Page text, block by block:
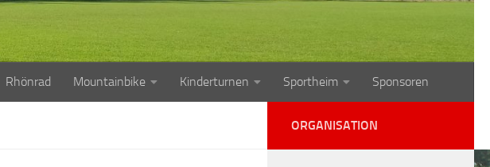
Rhönrad Mountainbike Kinderturnen Sportheim Sponsoren
ORGANISATION